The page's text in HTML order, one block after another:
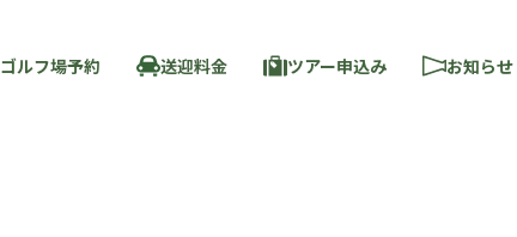
ゴルフ場予約 送迎料金 ツアー申込み お知ら